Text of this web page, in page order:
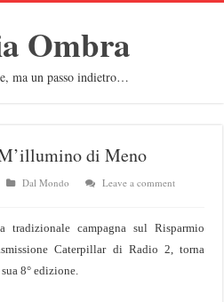
Ombra
ma un passo indietro…
di Meno
Dal Mondo
Leave a comment
tradizionale campagna sul Risparmio
Caterpillar di Radio 2, torna
8° edizione.